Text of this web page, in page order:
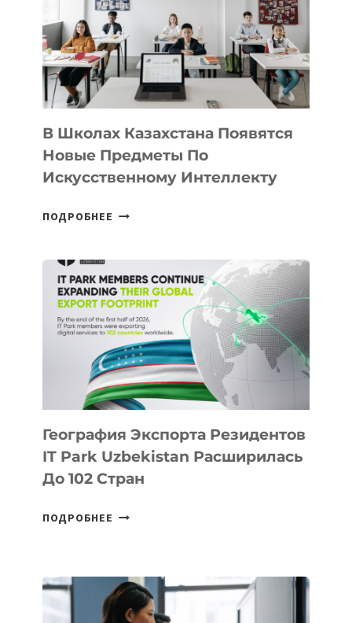
BY
MOST
—
МЕЖДУНАРОДНУЮ
ПРОГРАММУ
ДЛЯ
ТЕХНОЛОГИЧЕСКИХ
В Школах Казахстана Появятся
Новые Предметы По
Искусственному Интеллекту
ПОДРОБНЕЕ
НОВЫЕ
ПРЕДМЕТЫ
ПО
ИСКУССТВЕННОМУ
ИНТЕЛЛЕКТУ
География Экспорта Резидентов
IT Park Uzbekistan Расширилась
До 102 Стран
ПОДРОБНЕЕ ГЕОГРАФИЯ
PARK
UZBEKISTAN